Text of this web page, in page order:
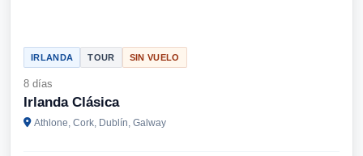
IRLANDA TOUR SIN VUELO
8 días
Irlanda Clásica
Athlone, Cork, Dublín, Galway